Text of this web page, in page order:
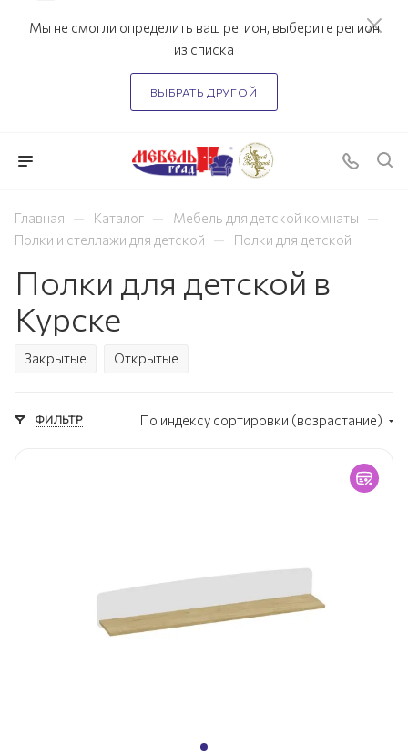
Мы не смогли определить ваш регион, выберите регион
из списка
ВЫБРАТЬ ДРУГОЙ
Главная — Каталог — Мебель для детской комнаты —
Полки и стеллажи для детской — Полки для детской
Полки для детской в
Курске
Закрытые Открытые
ФИЛЬТР По индексу сортировки (возрастание)